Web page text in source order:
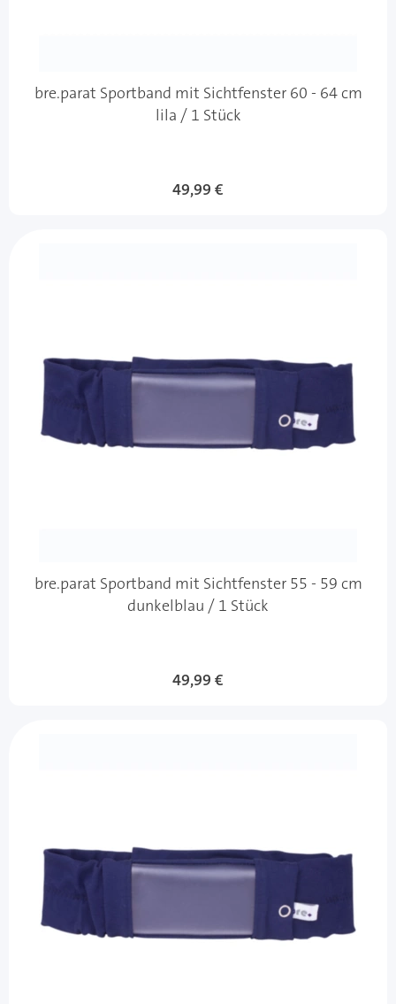
bre.parat Sportband mit Sichtfenster 60 - 64 cm
lila / 1 Stück
49,99 €
bre.parat Sportband mit Sichtfenster 55 - 59 cm
dunkelblau / 1 Stück
49,99 €